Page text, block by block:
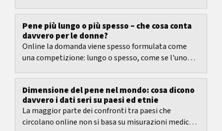
Pene più lungo o più spesso – che cosa conta
davvero per le donne?
Online la domanda viene spesso formulata come
una competizione: lungo o spesso, come se l'uno
Dimensione del pene nel mondo: cosa dicono
davvero i dati seri su paesi ed etnie
La maggior parte dei confronti tra paesi che
circolano online non si basa su misurazioni mediche,